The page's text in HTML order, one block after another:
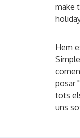
make
Hem
posar
tots
uns